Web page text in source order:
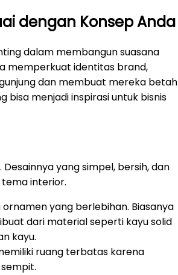
dengan Konsep Anda
dalam membangun suasana
memperkuat identitas brand,
dan membuat mereka betah
menjadi inspirasi untuk bisnis
yang simpel, bersih, dan
interior.
yang berlebihan. Biasanya
dari material seperti kayu solid
kayu.
ruang terbatas karena